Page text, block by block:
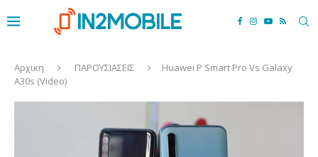
Αρχικη ΠΑΡΟΥΣΙΑΣΕΙΣ
Huawei P Smart Pro Vs Galaxy
A30s (Video)